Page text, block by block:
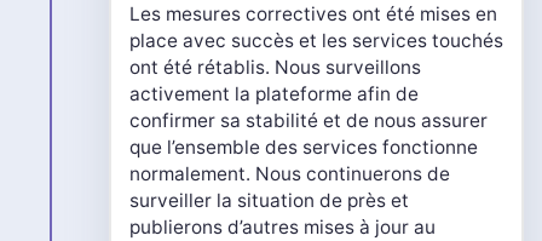
Les mesures correctives ont été mises en
place avec succès et les services touchés
ont été rétablis. Nous surveillons
activement la plateforme afin de
confirmer sa stabilité et de nous assurer
que l’ensemble des services fonctionne
normalement. Nous continuerons de
surveiller la situation de près et
publierons d’autres mises à jour au